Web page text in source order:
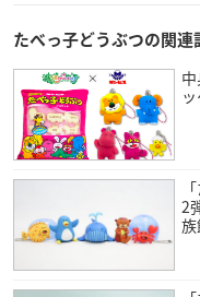
たべっ子どうぶつの関連
2